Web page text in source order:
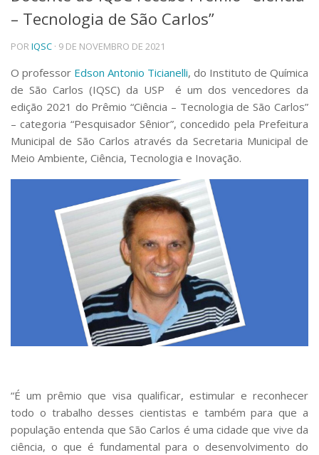
Telefones e Mapas
Pessoas
Ensino
Graduação
Pós-Graduação
Educação a distância
Pesquisa e Inovação
Linhas de Pesquisa
Iniciação Científica
Transferência de Tecnologia
Empresas Juniores
Extensão à Comunidade
Projetos, Programas e Cursos
Artes, Cultura e Esportes
Museus e Espaços Interativos
Bibliotecas
RH, Administrativo e Financeiro
Outros serviços
Comunicação
Assessorias e Mídias
– Tecnologia de São Carlos”
PORIQSC · 9 DE NOVEMBRO DE 2021
O professor Edson Antonio Ticianelli, do Instituto de Química
de São Carlos (IQSC) da USP é um dos vencedores da
edição 2021 do Prêmio “Ciência – Tecnologia de São Carlos”
– categoria “Pesquisador Sênior”, concedido pela Prefeitura
Municipal de São Carlos através da Secretaria Municipal de
Meio Ambiente, Ciência, Tecnologia e Inovação.
“É um prêmio que visa qualificar, estimular e reconhecer
todo o trabalho desses cientistas e também para que a
população entenda que São Carlos é uma cidade que vive da
ciência, o que é fundamental para o desenvolvimento do